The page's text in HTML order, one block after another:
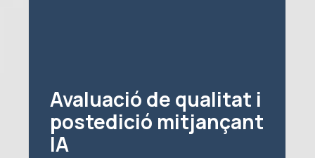
Avaluació de qualitat i
postedició mitjançant
IA